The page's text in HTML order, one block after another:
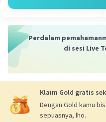
adalah Un = 7 + 6(n -
Beri Rating·0.0(0)
Perdalam
di sesi Live
Klaim Gold gratis
Dengan Gold kamu
sepuasnya, lho.